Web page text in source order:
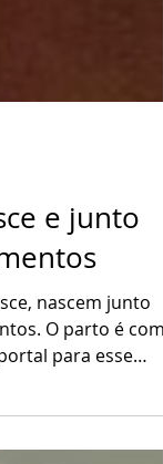
nascem junto
para esse